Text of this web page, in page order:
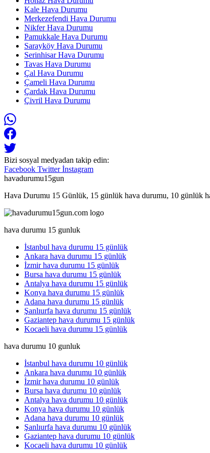
Kale Hava Durumu
Merkezefendi Hava Durumu
Nikfer Hava Durumu
Pamukkale Hava Durumu
Sarayköy Hava Durumu
Serinhisar Hava Durumu
Tavas Hava Durumu
Çal Hava Durumu
Çameli Hava Durumu
Çardak Hava Durumu
Çivril Hava Durumu
Bizi sosyal medyadan takip edin:
Facebook Twitterİnstagram
havadurumu15gun
Hava Durumu 15 Günlük, 15 günlük hava durumu, 10 günlük
hava durumu 15 gunluk
İstanbul hava durumu 15 günlük
Ankara hava durumu 15 günlük
İzmir hava durumu 15 günlük
Bursa hava durumu 15 günlük
Antalya hava durumu 15 günlük
Konya hava durumu 15 günlük
Adana hava durumu 15 günlük
Şanlıurfa hava durumu 15 günlük
Gaziantep hava durumu 15 günlük
Kocaeli hava durumu 15 günlük
hava durumu 10 gunluk
İstanbul hava durumu 10 günlük
Ankara hava durumu 10 günlük
İzmir hava durumu 10 günlük
Bursa hava durumu 10 günlük
Antalya hava durumu 10 günlük
Konya hava durumu 10 günlük
Adana hava durumu 10 günlük
Şanlıurfa hava durumu 10 günlük
Gaziantep hava durumu 10 günlük
Kocaeli hava durumu 10 günlük